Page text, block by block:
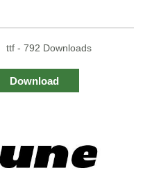
ttf - 792 Downloads
Download